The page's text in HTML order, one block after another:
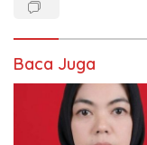
Baca Juga